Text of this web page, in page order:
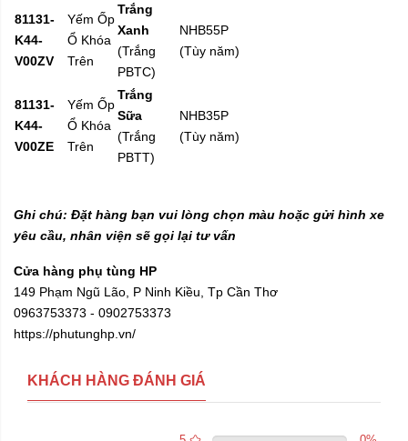
81131-
K44-
V00ZV
Yếm Ốp
Ổ Khóa
Trên
Trắng
Xanh
(Trắng
PBTC)
NHB55P
(Tùy năm)
81131-
K44-
V00ZE
Yếm Ốp
Ổ Khóa
Trên
Trắng
Sữa
(Trắng
PBTT)
NHB35P
(Tùy năm)
Ghi chú: Đặt hàng bạn vui lòng chọn màu hoặc gửi hình xe
yêu cầu, nhân viện sẽ gọi lại tư vấn
Cửa hàng phụ tùng HP
149 Phạm Ngũ Lão, P Ninh Kiều, Tp Cần Thơ
0963753373 - 0902753373
https://phutunghp.vn/
KHÁCH HÀNG ĐÁNH GIÁ